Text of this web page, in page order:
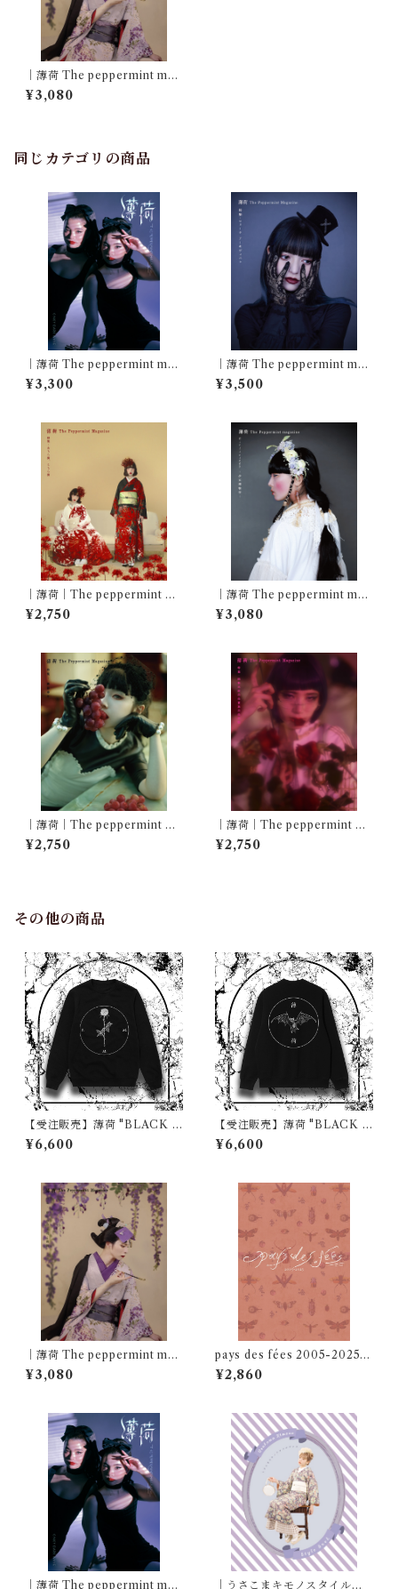
｜薄荷 The peppermint mag
azine Vol.4｜特集・藤の陰間
に覗く鶺鴒 巻末特集・江戸
¥3,080
同じカテゴリの商品
｜薄荷 The peppermint mag
azine Vol.8｜特集・KINKY
DARK WAVE
¥3,300
｜薄荷 The peppermint mag
azine Vol.7｜特集・ロリータ
アーキヴィスト｜Featuring
¥3,500
｜薄荷｜The peppermint ma
gazine Vol.1｜特集・あちら
側、こちら側｜ Feat. eninaru
¥2,750
｜薄荷 The peppermint mag
azine Vol.5｜特集・Girliolo
gy ー少女博物学ー｜Featurin
¥3,080
｜薄荷｜The peppermint ma
gazine Vol.3｜特集・御影事
件｜Feat. ルアン
¥2,750
｜薄荷｜The peppermint ma
gazine Vol.2｜特集・絶対王
政薔薇貴族薔薇学園｜Feat. 水
¥2,750
その他の商品
【受注販売】薄荷 "BLACK D
REAM" SWEAT 「心臓に薔
薇」ビッグシルエット裏起毛
¥6,600
【受注販売】薄荷 "BLACK D
REAM" SWEAT 「背中に蝙
蝠」ビッグシルエット裏起毛
¥6,600
｜薄荷 The peppermint mag
azine Vol.4｜特集・藤の陰間
に覗く鶺鴒 巻末特集・江戸
¥3,080
pays des fées 2005-2025
20th ANNIVERSARY BOO
K
¥2,860
｜薄荷 The peppermint mag ｜うさこまキモノスタイルブ